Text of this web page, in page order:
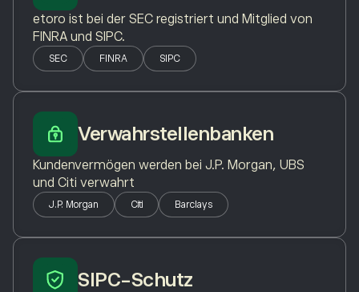
etoro ist bei der SEC registriert und Mitglied von
FINRA und SIPC.
SEC FINRA SIPC
Verwahrstellenbanken
Kundenvermögen werden bei J.P. Morgan, UBS
und Citi verwahrt
J.P. Morgan Citi Barclays
SIPC-Schutz